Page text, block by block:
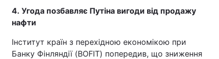
4. Угода позбавляє Путіна вигоди від продажу
нафти
Інститут країн з перехідною економікою при
Банку Фінляндії (BOFIT) попередив, що зниження